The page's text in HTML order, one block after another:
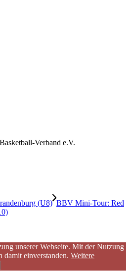
Verband e.V.
(U8) BBV Mini-Tour: Red
unserer Webseite. Mit der Nutzung
damit einverstanden. Weitere